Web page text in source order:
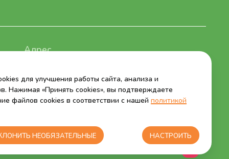
для улучшения работы сайта, анализа и
Нажимая «Принять cookies», вы подтверждаете
файлов cookies в соответствии с нашей политикой
НЕОБЯЗАТЕЛЬНЫЕ НАСТРОИТЬ